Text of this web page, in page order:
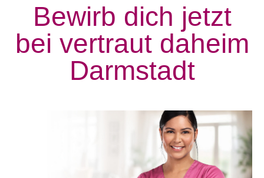
Bewirb dich jetzt
bei vertraut daheim
Darmstadt